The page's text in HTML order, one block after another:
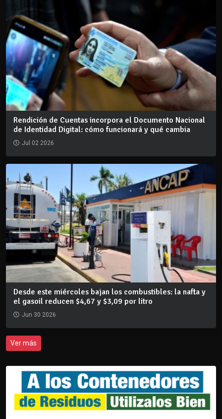
Rendición de Cuentas incorpora el Documento Nacional
de Identidad Digital: cómo funcionará y qué cambia
Jul 02 2026
Desde este miércoles bajan los combustibles: la nafta y
el gasoil reducen $4,67 y $3,09 por litro
Jun 30 2026
Ver más